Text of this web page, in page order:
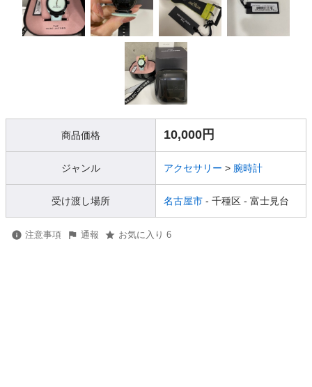
商品価格 10,000円
ジャンル アクセサリー > 腕時計
受け渡し場所 名古屋市 - 千種区 - 富士見台
注意事項 通報 お気に入り 6